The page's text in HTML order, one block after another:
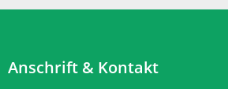
Anschrift & Kontakt